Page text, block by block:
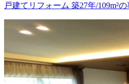
戸建てリフォーム 築27年/109m²